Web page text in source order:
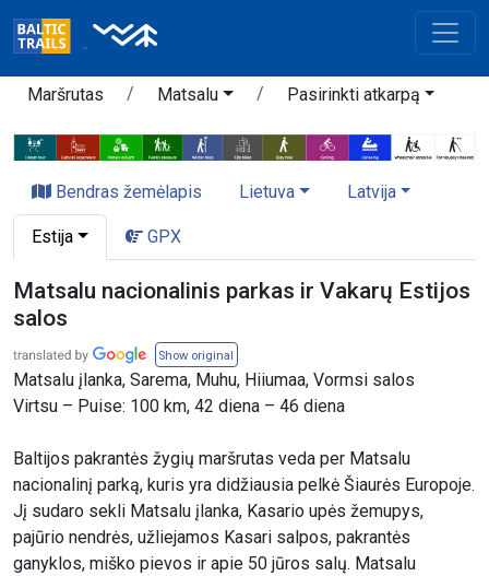
Maršrutas Matsalu Pasirinkti atkarpą
Bendras žemėlapis Lietuva Latvija
Estija GPX
Matsalu nacionalinis parkas ir Vakarų Estijos
salos
Show original
Matsalu įlanka, Sarema, Muhu, Hiiumaa, Vormsi salos
Virtsu – Puise: 100 km, 42 diena – 46 diena
Baltijos pakrantės žygių maršrutas veda per Matsalu
nacionalinį parką, kuris yra didžiausia pelkė Šiaurės Europoje.
Jį sudaro sekli Matsalu įlanka, Kasario upės žemupys,
pajūrio nendrės, užliejamos Kasari salpos, pakrantės
ganyklos, miško pievos ir apie 50 jūros salų. Matsalu